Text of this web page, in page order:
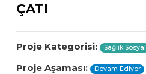
ÇATI
Proje Kategorisi: Sağlık Sosyal
Proje Aşaması: Devam Ediyor